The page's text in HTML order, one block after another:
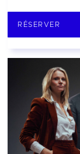
RÉSERVER